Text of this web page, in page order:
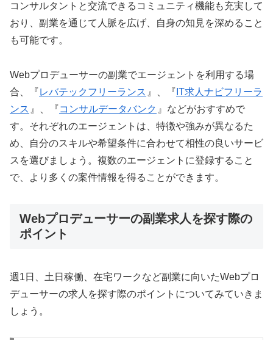
コンサルタントと交流できるコミュニティ機能も充実して
おり、副業を通じて人脈を広げ、自身の知見を深めること
も可能です。
Webプロデューサーの副業でエージェントを利用する場
合、『レバテックフリーランス 』、『 IT求人ナビフリーラ
ンス 』、『コンサルデータバンク 』などがおすすめで
す。それぞれのエージェントは、特徴や強みが異なるた
め、自分のスキルや希望条件に合わせて相性の良いサービ
スを選びましょう。複数のエージェントに登録すること
で、より多くの案件情報を得ることができます。
Webプロデューサーの副業求人を探す際の
ポイント
週1日、土日稼働、在宅ワークなど副業に向いたWebプロ
デューサーの求人を探す際のポイントについてみていきま
しょう。